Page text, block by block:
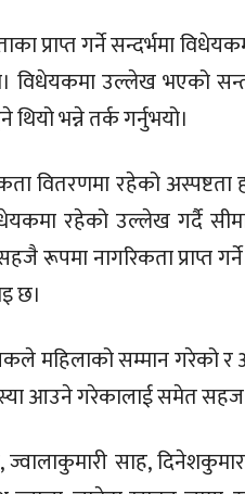
प्राप्त गर्ने सन्दर्भमा
विधेयकमा उल्लेख भएको
भन्ने तर्क गर्नुभयो।
वितरणमा रहेको
रहेको उल्लेख गर्दै
रूपमा नागरिकता प्राप्त
छ।
महिलाको सम्मान गरेको र
आउने गरेकालाई समेत सहज
साह, दिनेशकुमार